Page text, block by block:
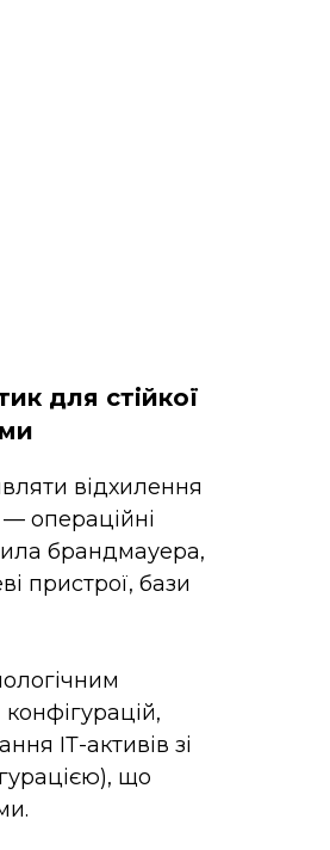
для стійкої
відхилення
— операційні
брандмауера,
пристрої, бази
ІТ-активів зі
що